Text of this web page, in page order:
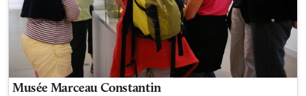
Musée Marceau Constantin